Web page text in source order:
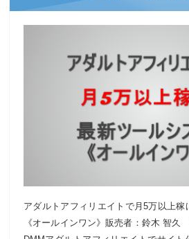
アダルトアフィリエイトで月5万以上
《オールインワン》販売者：鈴木 智久